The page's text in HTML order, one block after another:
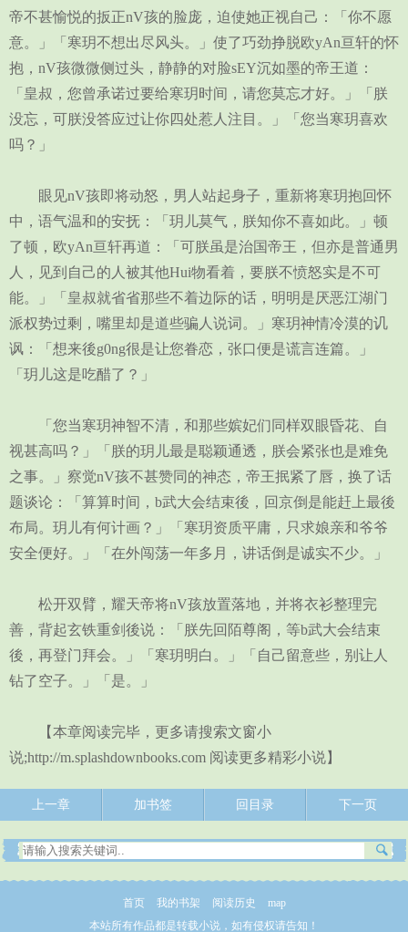
帝不甚愉悦的扳正nV孩的脸庞，迫使她正视自己：「你不愿
意。」「寒玥不想出尽风头。」使了巧劲挣脱欧yAn亘轩的怀
抱，nV孩微微侧过头，静静的对脸sEY沉如墨的帝王道：
「皇叔，您曾承诺过要给寒玥时间，请您莫忘才好。」「朕
没忘，可朕没答应过让你四处惹人注目。」「您当寒玥喜欢
吗？」
眼见nV孩即将动怒，男人站起身子，重新将寒玥抱回怀
中，语气温和的安抚：「玥儿莫气，朕知你不喜如此。」顿
了顿，欧yAn亘轩再道：「可朕虽是治国帝王，但亦是普通男
人，见到自己的人被其他Hui物看着，要朕不愤怒实是不可
能。」「皇叔就省省那些不着边际的话，明明是厌恶江湖门
派权势过剩，嘴里却是道些骗人说词。」寒玥神情冷漠的讥
讽：「想来後g0ng很是让您眷恋，张口便是谎言连篇。」
「玥儿这是吃醋了？」
「您当寒玥神智不清，和那些嫔妃们同样双眼昏花、自
视甚高吗？」「朕的玥儿最是聪颖通透，朕会紧张也是难免
之事。」察觉nV孩不甚赞同的神态，帝王抿紧了唇，换了话
题谈论：「算算时间，b武大会结束後，回京倒是能赶上最後
布局。玥儿有何计画？」「寒玥资质平庸，只求娘亲和爷爷
安全便好。」「在外闯荡一年多月，讲话倒是诚实不少。」
松开双臂，耀天帝将nV孩放置落地，并将衣衫整理完
善，背起玄铁重剑後说：「朕先回陌尊阁，等b武大会结束
後，再登门拜会。」「寒玥明白。」「自己留意些，别让人
钻了空子。」「是。」
【本章阅读完毕，更多请搜索文窗小
说;http://m.splashdownbooks.com 阅读更多精彩小说】
上一章 加书签 回目录 下一页
首页 我的书架 阅读历史
map
本站所有作品都是转载小说，如有侵权请告知！